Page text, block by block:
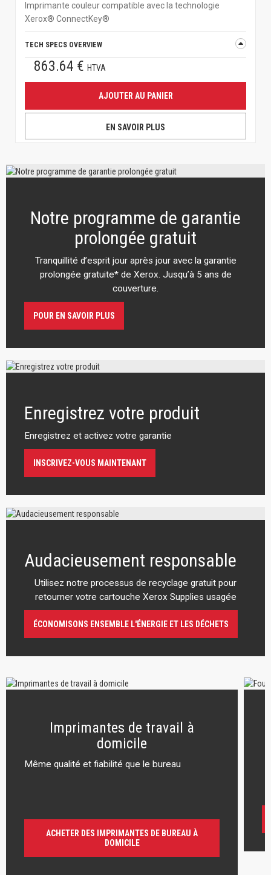
Imprimante couleur compatible avec la technologie
Xerox® ConnectKey®
TECH SPECS OVERVIEW
863.64 € HTVA
AJOUTER AU PANIER
EN SAVOIR PLUS
Notre programme de garantie
prolongée gratuit
Tranquillité d’esprit jour après jour avec la garantie
prolongée gratuite* de Xerox. Jusqu’à 5 ans de
couverture.
POUR EN SAVOIR PLUS
Enregistrez votre produit
Enregistrez et activez votre garantie
INSCRIVEZ-VOUS MAINTENANT
Audacieusement responsable
Utilisez notre processus de recyclage gratuit pour
retourner votre cartouche Xerox Supplies usagée
ÉCONOMISONS ENSEMBLE L'ÉNERGIE ET LES DÉCHETS
Imprimantes de travail à
domicile
Même qualité et fiabilité que le bureau
ACHETER DES IMPRIMANTES DE BUREAU À
DOMICILE